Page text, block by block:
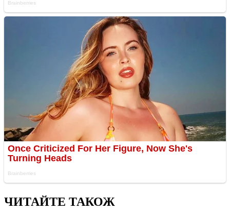
ЧИТАЙТЕ ТАКОЖ